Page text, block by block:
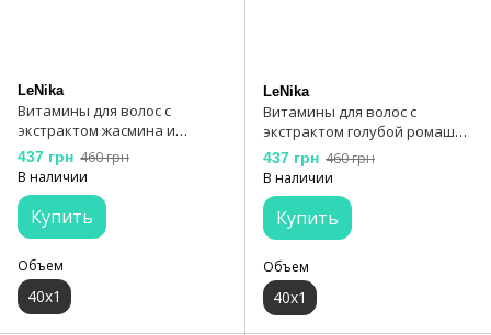
LeNika
Витамины для волос с
экстрактом жасмина и
протеинами шелка 40x1
LeNika hair vitamin extract
437 грн 460 грн
В наличии
Купить
Объем
40х1
LeNika
Витамины для волос с
экстрактом голубой ромашки
и алоэ вера LeNika hair
vitamin extract Blue Chamomile
437 грн 460 грн
В наличии
Купить
Объем
40х1